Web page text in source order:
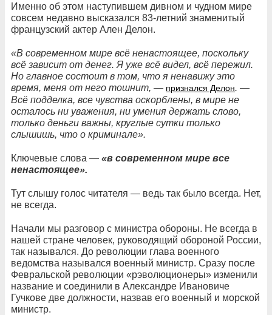
Именно об этом наступившем дивном и чудном мире
совсем недавно высказался 83-летний знаменитый
французский актер Ален Делон.
«В современном мире всё ненастоящее, поскольку
всё зависит от денег. Я уже всё видел, всё пережил.
Но главное состоит в том, что я ненавижу это
время, меня от него тошнит, — признался Делон. —
Всё подделка, все чувства оскорблены, в мире не
осталось ни уважения, ни умения держать слово,
только деньги важны, круглые сутки только
слышишь, что о криминале».
Ключевые слова — «в современном мире все
ненастоящее».
Тут слышу голос читателя — ведь так было всегда. Нет,
не всегда.
Начали мы разговор с министра обороны. Не всегда в
нашей стране человек, руководящий обороной России,
так назывался. До революции глава военного
ведомства назывался военный министр. Сразу после
Февральской революции «рэволюционеры» изменили
название и соединили в Александре Ивановиче
Гучкове две должности, назвав его военный и морской
министр.